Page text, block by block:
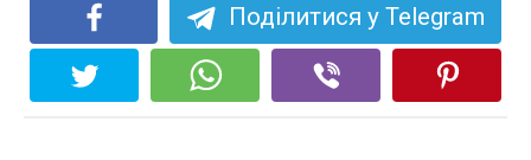
Поділитися у Telegram